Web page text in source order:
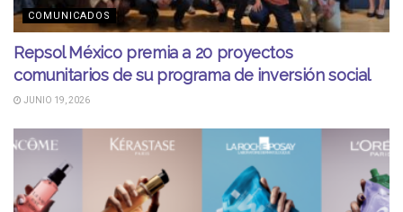
COMUNICADOS
Repsol México premia a 20 proyectos
comunitarios de su programa de inversión social
JUNIO 19, 2026